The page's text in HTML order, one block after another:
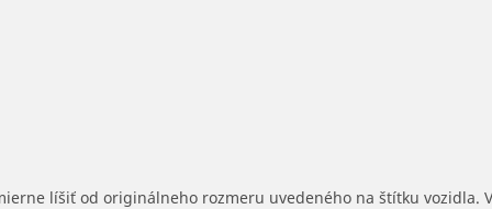
líšiť od originálneho rozmeru uvedeného na štítku vozidla.